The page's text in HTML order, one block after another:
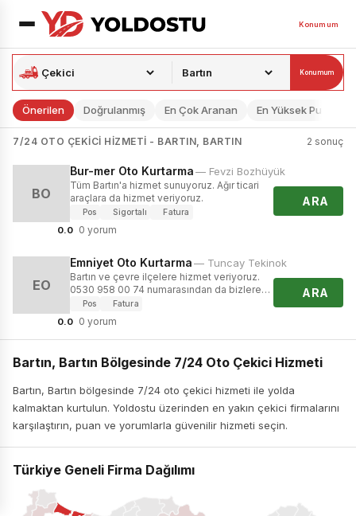
Konumum
Konumum
Önerilen Doğrulanmış En Çok Aranan En Yüksek Puan
7/24 OTO ÇEKICI HIZMETI - BARTIN, BARTIN 2 sonuç
BO
0.0
Bur-mer Oto Kurtarma— Fevzi Bozhüyük
Tüm Bartın'a hizmet sunuyoruz. Ağır ticari
araçlara da hizmet veriyoruz.
Pos Sigortalı Fatura
0 yorum
ARA
EO
0.0
Emniyet Oto Kurtarma— Tuncay Tekinok
Bartın ve çevre ilçelere hizmet veriyoruz.
0530 958 00 74 numarasından da bizlere
ulaşabilirsiniz.
Pos Fatura
0 yorum
ARA
Bartın, Bartın Bölgesinde 7/24 Oto Çekici Hizmeti
Bartın, Bartın bölgesinde 7/24 oto çekici hizmeti ile yolda
kalmaktan kurtulun. Yoldostu üzerinden en yakın çekici firmalarını
karşılaştırın, puan ve yorumlarla güvenilir hizmeti seçin.
Türkiye Geneli Firma Dağılımı